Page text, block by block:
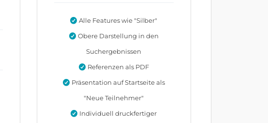
Alle Features wie "Silber"
Obere Darstellung in den
Suchergebnissen
Referenzen als PDF
Präsentation auf Startseite als
"Neue Teilnehmer"
Individuell druckfertiger